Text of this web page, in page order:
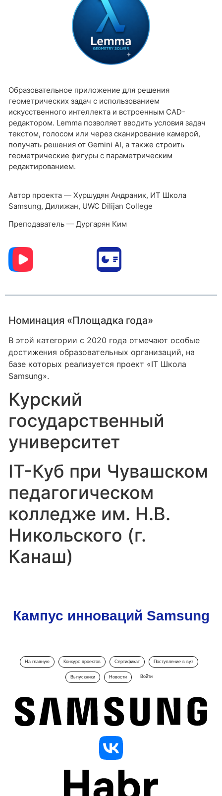
Образовательное приложение для решения
геометрических задач с использованием
искусственного интеллекта и встроенным CAD-
редактором. Lemmа позволяет вводить условия задач
текстом, голосом или через сканирование камерой,
получать решения от Gemini AI, а также строить
геометрические фигуры с параметрическим
редактированием.
Автор проекта — Хуршудян Андраник, ИТ Школа
Samsung, Дилижан, UWC Dilijan College
Преподаватель — Дургарян Ким
Номинация «Площадка года»
В этой категории с 2020 года отмечают особые
достижения образовательных организаций, на
базе которых реализуется проект «IT Школа
Samsung».
Курский
государственный
университет
IT-Куб при Чувашском
педагогическом
колледже им. Н.В.
Никольского (г.
Канаш)
Кампус инноваций Samsung
На главную Конкурс проектов Сертификат Поступление в вуз
Выпускники Новости Войти